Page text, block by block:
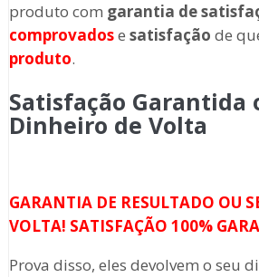
produto com garantia de
comprovadose satisfação de
produto.
Satisfação Garantida
Dinheiro de Volta
GARANTIA DE RESULTADO OU
VOLTA! SATISFAÇÃO 100%
Prova disso, eles devolvem o seu